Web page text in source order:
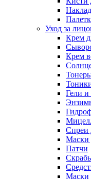
Уход за
Крем
Крем
Гели
Спреи
Маски
Патчи
Маски